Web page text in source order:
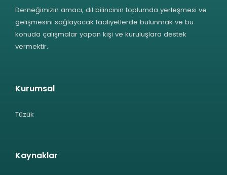
Derneğimizin amacı, dil bilincinin toplumda yerleşmesi ve
gelişmesini sağlayacak faaliyetlerde bulunmak ve bu
konuda çalışmalar yapan kişi ve kuruluşlara destek
vermektir.
Kurumsal
Tüzük
Kaynaklar